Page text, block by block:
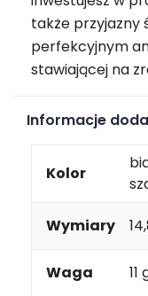
także przyjazny
perfekcyjnym
stawiającej na
Informacje
Kolor
Wymiary
Waga 11